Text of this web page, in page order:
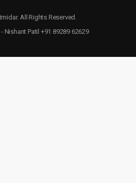
All Rights Reserved.
Nishant Patil +91 89289 62629